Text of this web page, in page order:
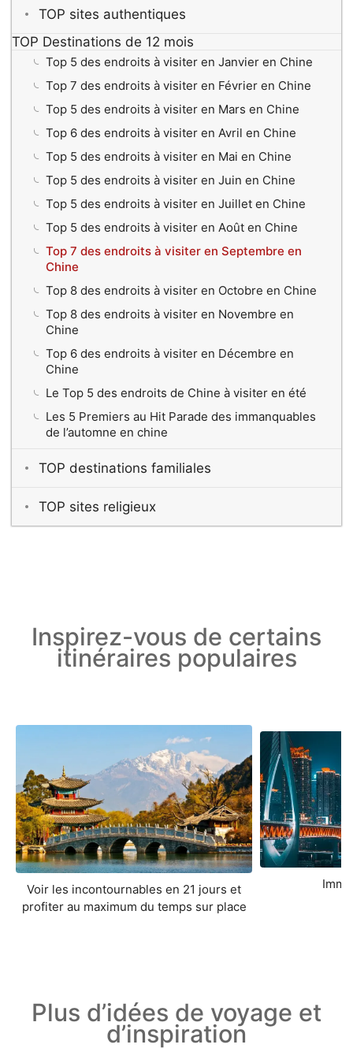
TOP sites authentiques
TOP Destinations de 12 mois
Top 5 des endroits à visiter en Janvier en Chine
Top 7 des endroits à visiter en Février en Chine
Top 5 des endroits à visiter en Mars en Chine
Top 6 des endroits à visiter en Avril en Chine
Top 5 des endroits à visiter en Mai en Chine
Top 5 des endroits à visiter en Juin en Chine
Top 5 des endroits à visiter en Juillet en Chine
Top 5 des endroits à visiter en Août en Chine
Top 7 des endroits à visiter en Septembre en
Chine
Top 8 des endroits à visiter en Octobre en Chine
Top 8 des endroits à visiter en Novembre en
Chine
Top 6 des endroits à visiter en Décembre en
Chine
Le Top 5 des endroits de Chine à visiter en été
Les 5 Premiers au Hit Parade des immanquables
de l’automne en chine
TOP destinations familiales
TOP sites religieux
Inspirez-vous de certains
itinéraires populaires
Voir les incontournables en 21 jours et
profiter au maximum du temps sur place
Plus d’idées de voyage et
d’inspiration